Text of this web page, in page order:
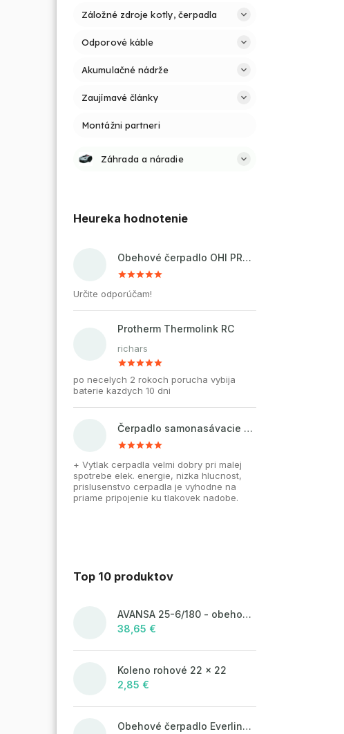
Záložné zdroje kotly, čerpadla
Odporové káble
Akumulačné nádrže
Zaujímavé články
Montážni partneri
Záhrada a náradie
Heureka hodnotenie
Obehové čerpadlo OHI PRO 32-60/180 pre kúrenie a cirkuláciu vody
Určite odporúčam!
Protherm Thermolink RC
richars
po necelych 2 rokoch porucha vybija
baterie kazdych 10 dni
Čerpadlo samonasávacie WZI 750 na vodu, povrchové, liatinové
+ Vytlak cerpadla velmi dobry pri malej
spotrebe elek. energie, nizka hlucnost,
prislusenstvo cerpadla je vyhodne na
priame pripojenie ku tlakovek nadobe.
Top 10 produktov
AVANSA 25-6/180 - obehové čerpadlo, pripojovací závit 6/4"
38,65 €
Koleno rohové 22 x 22
2,85 €
Obehové čerpadlo Everline 25/4/180